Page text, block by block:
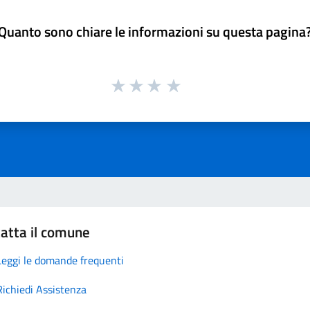
sono chiare le informazioni su questa
il comune
le domande frequenti
Assistenza